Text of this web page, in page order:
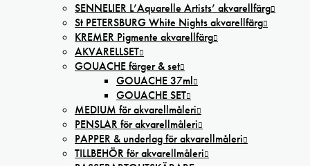
SENNELIER L’Aquarelle Artists’ akvarellfärg
St PETERSBURG White Nights akvarellfärg
KREMER Pigmente akvarellfärg
AKVARELLSET
GOUACHE färger & set
GOUACHE 37ml
GOUACHE SET
MEDIUM för akvarellmåleri
PENSLAR för akvarellmåleri
PAPPER & underlag för akvarellmåleri
TILLBEHÖR för akvarellmåleri